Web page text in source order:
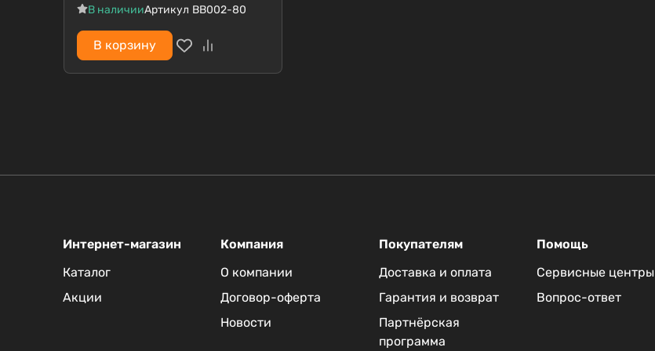
В наличииАртикул BB002-80
В корзину
Интернет-магазин
Каталог
Акции
Компания
О компании
Договор-оферта
Новости
Покупателям
Доставка и оплата
Гарантия и возврат
Партнёрская
программа
Помощь
Сервисные центры
Вопрос-ответ